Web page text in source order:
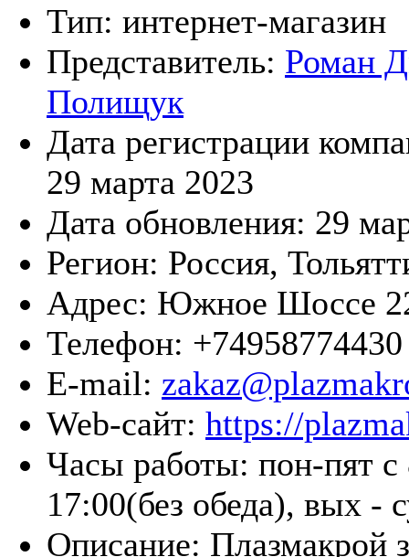
Тип: интернет-магазин
Представитель: Роман
Полищук
Дата регистрации
29 марта 2023
Дата обновления: 29
Регион: Россия,
Адрес: Южное Шоссе
Телефон: +74958774430
E-mail:
Web-сайт: https://
Часы работы: пон-пят
17:00(без обеда), вых -
Описание: Плазмакрой